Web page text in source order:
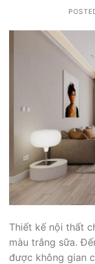
Thiết kế nội thất
màu trắng sữa.
được không gian